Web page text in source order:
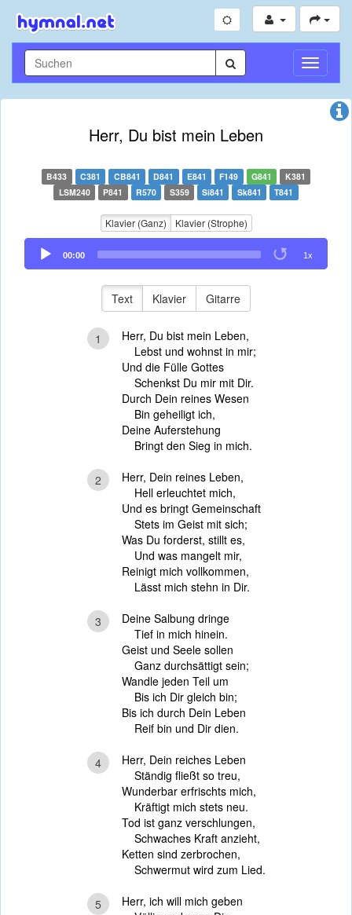
Herr, Du bist mein Leben
B433 C381 CB841 D841 E841 F149 G841
K381
LSM240
P841 R570 S359 Si841 Sk841 T841
Klavier (Ganz) Klavier (Strophe)
Audio
Player
00:00 1x
Text Klavier Gitarre
1
Herr, Du bist mein Leben,
Lebst und wohnst in mir;
Und die Fülle Gottes
Schenkst Du mir mit Dir.
Durch Dein reines Wesen
Bin geheiligt ich,
Deine Auferstehung
Bringt den Sieg in mich.
2
Herr, Dein reines Leben,
Hell erleuchtet mich,
Und es bringt Gemeinschaft
Stets im Geist mit sich;
Was Du forderst, stillt es,
Und was mangelt mir,
Reinigt mich vollkommen,
Lässt mich stehn in Dir.
3
Deine Salbung dringe
Tief in mich hinein.
Geist und Seele sollen
Ganz durchsättigt sein;
Wandle jeden Teil um
Bis ich Dir gleich bin;
Bis ich durch Dein Leben
Reif bin und Dir dien.
4
Herr, Dein reiches Leben
Ständig fließt so treu,
Wunderbar erfrischts mich,
Kräftigt mich stets neu.
Tod ist ganz verschlungen,
Schwaches Kraft anzieht,
Ketten sind zerbrochen,
Schwermut wird zum Lied.
5
Herr, ich will mich geben